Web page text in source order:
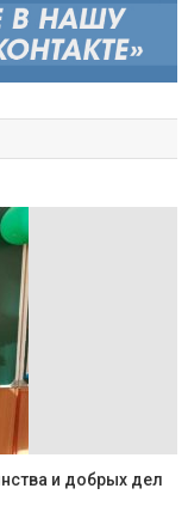
и добрых дел